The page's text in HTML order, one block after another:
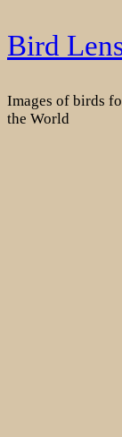
Skip
to
Bird
Images of birds
the World